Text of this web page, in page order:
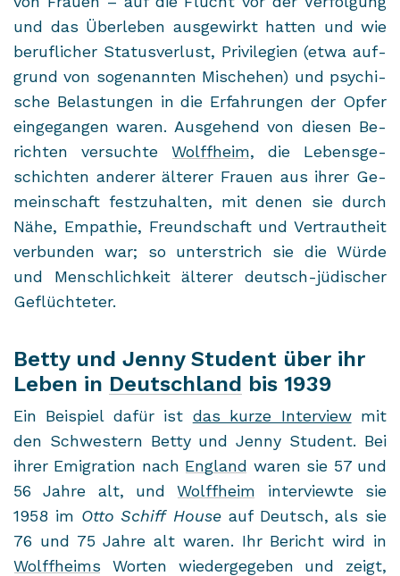
und das Über­le­ben aus­ge­wirkt hat­ten und wie
be­ruf­li­cher Sta­tus­ver­lust, Pri­vi­le­gi­en (etwa auf­
grund von so­ge­nann­ten Misch­ehen) und psy­chi­
sche Be­las­tun­gen in die Er­fah­run­gen der Opfer
ein­ge­gan­gen waren. Aus­ge­hend von die­sen Be­
rich­ten ver­such­te Wolff­heim, die Le­bens­ge­
schich­ten an­de­rer äl­te­rer Frau­en aus ihrer Ge­
mein­schaft fest­zu­hal­ten, mit denen sie durch
Nähe, Em­pa­thie, Freund­schaft und Ver­traut­heit
ver­bun­den war; so un­ter­strich sie die Würde
und Mensch­lich­keit äl­te­rer deutsch-​jüdischer
Ge­flüch­te­ter.
Betty und Jenny Student über ihr
Leben in Deutschland bis 1939
Ein Bei­spiel dafür ist das kurze In­ter­viewmit
den Schwes­tern Betty und Jenny Stu­dent. Bei
ihrer Emi­gra­ti­on nach Eng­land waren sie 57 und
56 Jahre alt, undWolff­heim in­ter­view­te sie
1958 im Otto Schiff House auf Deutsch, als sie
76 und 75 Jahre alt waren. Ihr Be­richt wird in
Wolff­heims Wor­ten wie­der­ge­ge­ben und zeigt,